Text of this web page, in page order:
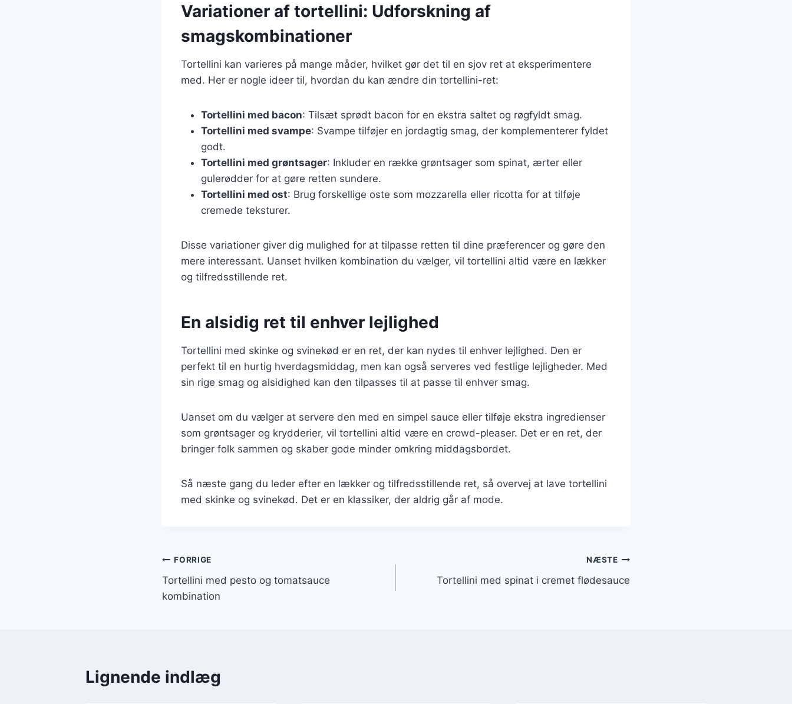
Variationer af tortellini: Udforskning af
smagskombinationer
Tortellini kan varieres på mange måder, hvilket gør det til en sjov ret at eksperimentere
med. Her er nogle ideer til, hvordan du kan ændre din tortellini-ret:
Tortellini med bacon: Tilsæt sprødt bacon for en ekstra saltet og røgfyldt smag.
Tortellini med svampe: Svampe tilføjer en jordagtig smag, der komplementerer fyldet
godt.
Tortellini med grøntsager: Inkluder en række grøntsager som spinat, ærter eller
gulerødder for at gøre retten sundere.
Tortellini med ost: Brug forskellige oste som mozzarella eller ricotta for at tilføje
cremede teksturer.
Disse variationer giver dig mulighed for at tilpasse retten til dine præferencer og gøre den
mere interessant. Uanset hvilken kombination du vælger, vil tortellini altid være en lækker
og tilfredsstillende ret.
En alsidig ret til enhver lejlighed
Tortellini med skinke og svinekød er en ret, der kan nydes til enhver lejlighed. Den er
perfekt til en hurtig hverdagsmiddag, men kan også serveres ved festlige lejligheder. Med
sin rige smag og alsidighed kan den tilpasses til at passe til enhver smag.
Uanset om du vælger at servere den med en simpel sauce eller tilføje ekstra ingredienser
som grøntsager og krydderier, vil tortellini altid være en crowd-pleaser. Det er en ret, der
bringer folk sammen og skaber gode minder omkring middagsbordet.
Så næste gang du leder efter en lækker og tilfredsstillende ret, så overvej at lave tortellini
med skinke og svinekød. Det er en klassiker, der aldrig går af mode.
Indlægsnavigation
FORRIGE
Tortellini med pesto og tomatsauce
kombination
NÆSTE
Tortellini med spinat i cremet flødesauce
Lignende indlæg